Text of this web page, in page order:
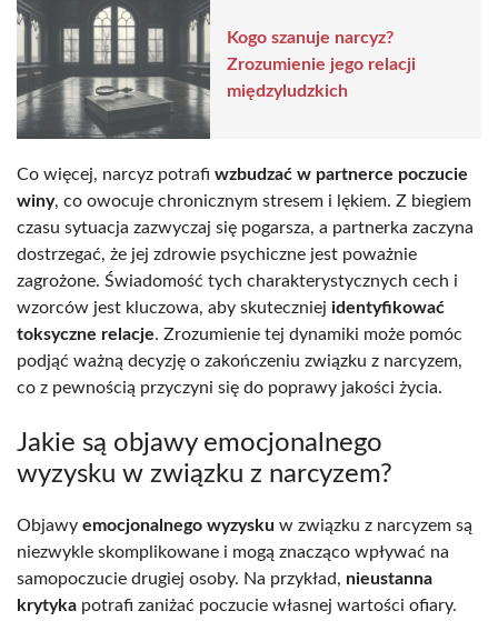
Kogo szanuje narcyz?
Zrozumienie jego relacji
międzyludzkich
Co więcej, narcyz potrafi wzbudzać w partnerce poczucie
winy, co owocuje chronicznym stresem i lękiem. Z biegiem
czasu sytuacja zazwyczaj się pogarsza, a partnerka zaczyna
dostrzegać, że jej zdrowie psychiczne jest poważnie
zagrożone. Świadomość tych charakterystycznych cech i
wzorców jest kluczowa, aby skuteczniej identyfikować
toksyczne relacje. Zrozumienie tej dynamiki może pomóc
podjąć ważną decyzję o zakończeniu związku z narcyzem,
co z pewnością przyczyni się do poprawy jakości życia.
Jakie są objawy emocjonalnego
wyzysku w związku z narcyzem?
Objawy emocjonalnego wyzysku w związku z narcyzem są
niezwykle skomplikowane i mogą znacząco wpływać na
samopoczucie drugiej osoby. Na przykład, nieustanna
krytyka potrafi zaniżać poczucie własnej wartości ofiary.